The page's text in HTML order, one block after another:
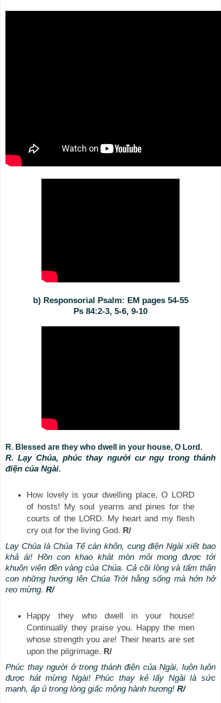
b) Responsorial Psalm: EM pages 54-55
Ps 84:2-3, 5-6, 9-10
R. Blessed are they who dwell in your house, O Lord.
R. Lạy Chúa, phúc thay người cư ngụ trong thánh
điện của Ngài.
How lovely is your dwelling place, O LORD
of hosts! My soul yearns and pines for the
courts of the LORD. My heart and my flesh
cry out for the living God. R/
Lạy Chúa là Chúa Tể càn khôn, cung điện Ngài xiết bao
khả ái! Hồn con khao khát mòn mỏi mong được tới
khuôn viên đền vàng của Chúa. Cả cõi lòng và tấm thân
con những hướng lên Chúa Trời hằng sống mà hớn hở
reo mừng. R/
Happy they who dwell in your house!
Continually they praise you. Happy the men
whose strength you are! Their hearts are set
upon the pilgrimage. R/
Phúc thay người ở trong thánh điện của Ngài, luôn luôn
được hát mừng Ngài! Phúc thay kẻ lấy Ngài là sức
mạnh, ấp ủ trong lòng giấc mộng hành hương! R/